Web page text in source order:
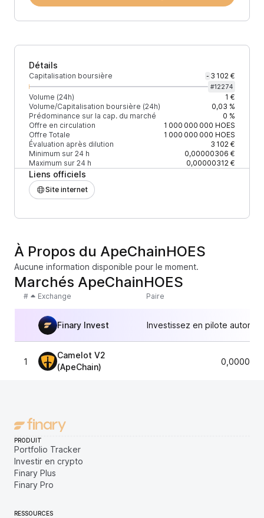
Détails
Capitalisation boursière - 3 102 €
#12274
Volume (24h)
1 €
Volume/Capitalisation boursière (24h)
0,03 %
Prédominance sur la cap. du marché
0 %
Offre en circulation
1 000 000 000 HOES
Offre Totale
1 000 000 000 HOES
Évaluation après dilution
3 102 €
Minimum sur 24 h
0,00000306 €
Maximum sur 24 h
0,00000312 €
Liens officiels
Site internet
À Propos du ApeChainHOES
Aucune information disponible pour le moment.
Marchés ApeChainHOES
# Exchange Paire
Finary Invest Investissez en pilote
1
Camelot V2
(ApeChain)
PRODUIT
Portfolio Tracker
Investir en crypto
Finary Plus
Finary Pro
RESSOURCES